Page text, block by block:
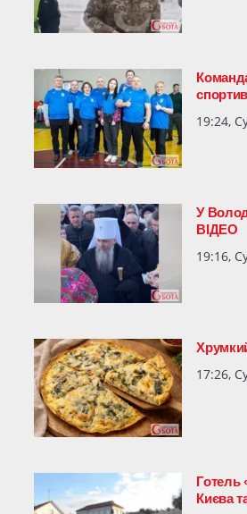
19:24,
У
ВІДЕО
19:16,
17:26,
Готель
Києва